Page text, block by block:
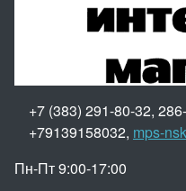
+7 (383) 291-80-32,
+79139158032, mps-
Пн-Пт 9:00-17:00